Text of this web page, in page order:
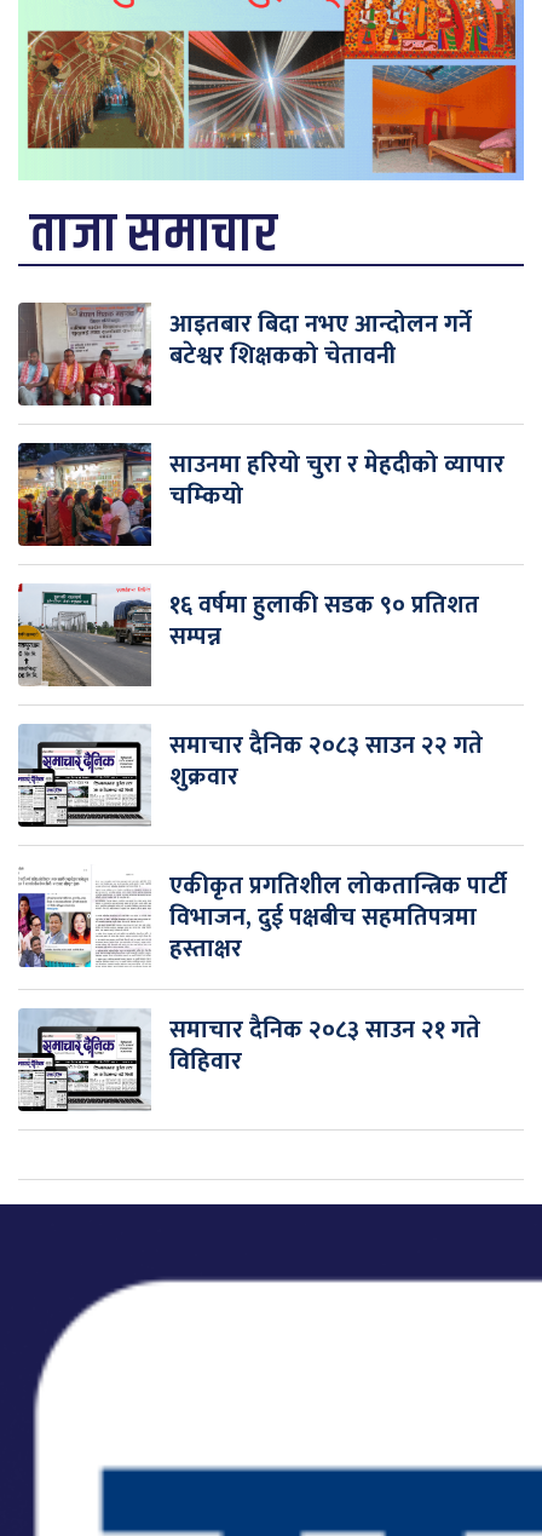
ताजा समाचार
आइतबार बिदा नभए आन्दोलन गर्ने
बटेश्वर शिक्षकको चेतावनी
साउनमा हरियो चुरा र मेहदीको व्यापार
चम्कियो
१६ वर्षमा हुलाकी सडक ९० प्रतिशत
सम्पन्न
समाचार दैनिक २०८३ साउन २२ गते
शुक्रवार
एकीकृत प्रगतिशील लोकतान्त्रिक पार्टी
विभाजन, दुई पक्षबीच सहमतिपत्रमा
हस्ताक्षर
समाचार दैनिक २०८३ साउन २१ गते
विहिवार